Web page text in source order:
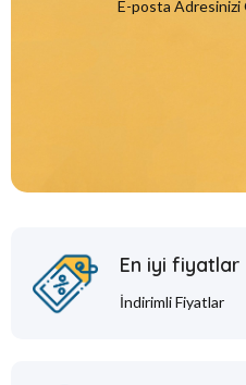
E-posta Adresinizi
En iyi fiyatlar
İndirimli Fiyatlar